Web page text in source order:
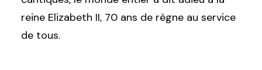
reine Elizabeth II, 70 ans de règne au service
de tous.